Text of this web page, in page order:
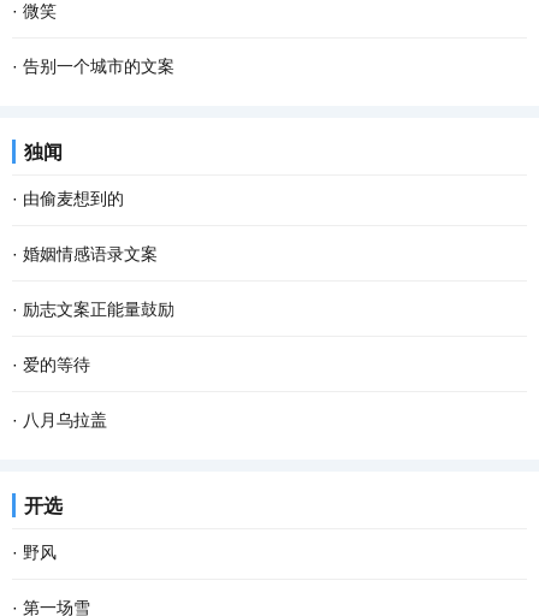
· 微笑
· 告别一个城市的文案
独闻
· 由偷麦想到的
· 婚姻情感语录文案
· 励志文案正能量鼓励
· 爱的等待
· 八月乌拉盖
开选
· 野风
· 第一场雪